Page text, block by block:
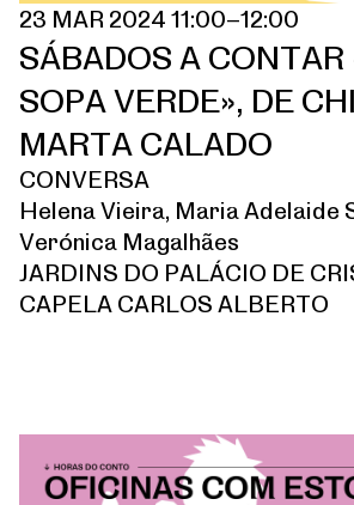
23 MAR 2024 11:00–12:00
SÁBADOS A
SOPA VERDE», DE
MARTA CALADO
CONVERSA
Helena Vieira, Maria Adelaide
Verónica Magalhães
JARDINS DO PALÁCIO DE
CAPELA CARLOS ALBERTO